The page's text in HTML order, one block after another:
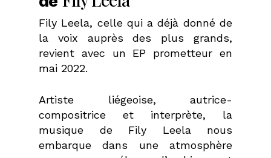
Fily Leela, celle qui a déjà donné de
la voix auprès des plus grands,
revient avec un EP prometteur en
mai 2022.
Artiste liégeoise, autrice-
compositrice et interprète, la
musique de Fily Leela nous
embarque dans une atmosphère